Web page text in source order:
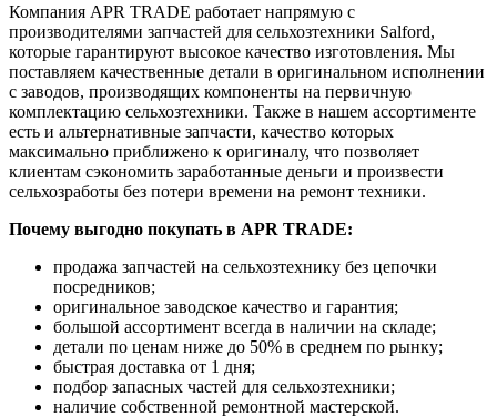
Компания APR TRADE работает напрямую с
производителями запчастей для сельхозтехники Salford,
которые гарантируют высокое качество изготовления. Мы
поставляем качественные детали в оригинальном исполнении
с заводов, производящих компоненты на первичную
комплектацию сельхозтехники. Также в нашем ассортименте
есть и альтернативные запчасти, качество которых
максимально приближено к оригиналу, что позволяет
клиентам сэкономить заработанные деньги и произвести
сельхозработы без потери времени на ремонт техники.
Почему выгодно покупать в APR TRADE:
продажа запчастей на сельхозтехнику без цепочки
посредников;
оригинальное заводское качество и гарантия;
большой ассортимент всегда в наличии на складе;
детали по ценам ниже до 50% в среднем по рынку;
быстрая доставка от 1 дня;
подбор запасных частей для сельхозтехники;
наличие собственной ремонтной мастерской.